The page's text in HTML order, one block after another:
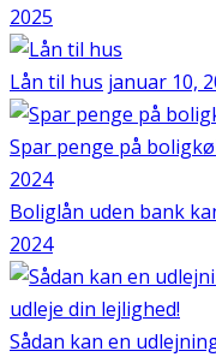
2025
Lån til hus januar 10,
Spar penge på
2024
Boliglån uden bank
2024
Sådan kan en